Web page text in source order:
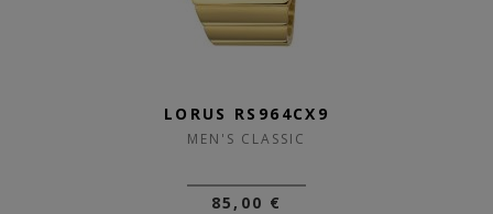
LORUS RS964CX9
MEN'S CLASSIC
85,00 €